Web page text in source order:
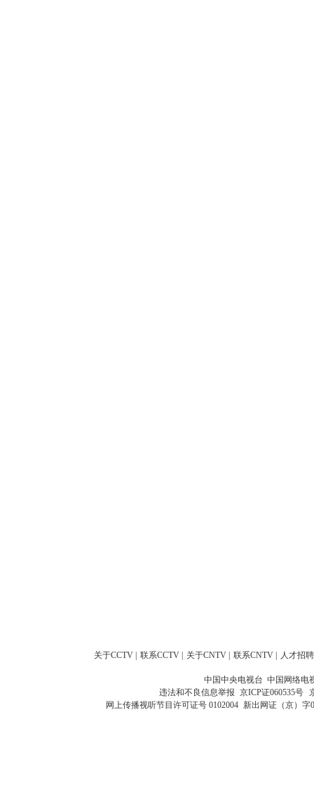
关于CCTV 联系CCTV 关于CNTV 联系CNTV 人才招聘
中国中央电视台 中国网络电
违法和不良信息举报 京ICP证060535号
网上传播视听节目许可证号 0102004 新出网证（京）